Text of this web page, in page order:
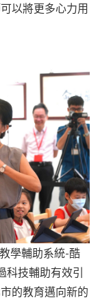
以將更多心力用
學輔助系統-酷
科技輔助有效引
的教育邁向新的